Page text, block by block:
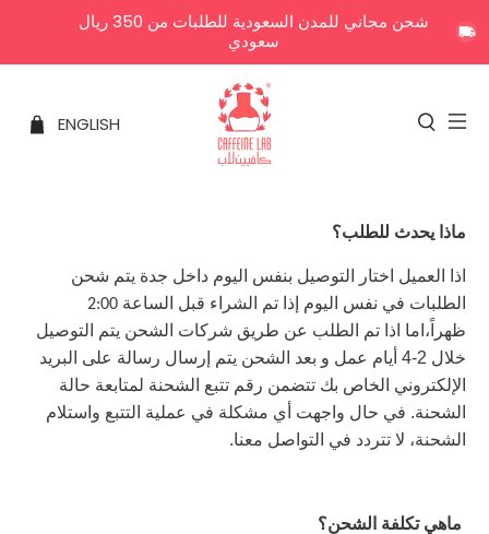
شحن مجاني للمدن السعودية للطلبات من 350 ريال
سعودي
ENGLISH
ماذا يحدث للطلب؟
اذا العميل اختار التوصيل بنفس اليوم داخل جدة يتم شحن
الطلبات في نفس اليوم إذا تم الشراء قبل الساعة2:00
ظهراً،اما اذا تم الطلب عن طريق شركات الشحن يتم التوصيل
خلال 2-4 أيام عمل و بعد الشحن يتم إرسال رسالة على البريد
الإلكتروني الخاص بك تتضمن رقم تتبع الشحنة لمتابعة حالة
الشحنة. في حال واجهت أي مشكلة في عملية التتبع واستلام
الشحنة، لا تتردد في التواصل معنا.
ماهي تكلفة الشحن؟